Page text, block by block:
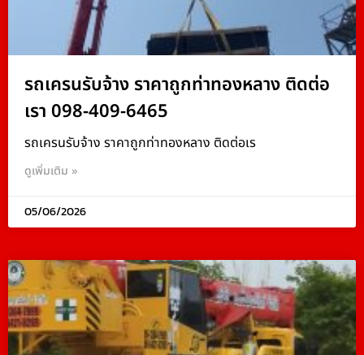
รถเครนรับจ้าง ราคาถูกท่าทองหลาง ติดต่อ
เรา 098-409-6465
รถเครนรับจ้าง ราคาถูกท่าทองหลาง ติดต่อเร
ดูเพิ่มเติม »
05/06/2026